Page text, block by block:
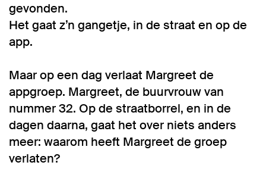
gevonden.
Het gaat z’n gangetje, in de straat en op de
app.
Maar op een dag verlaat Margreet de
appgroep. Margreet, de buurvrouw van
nummer 32. Op de straatborrel, en in de
dagen daarna, gaat het over niets anders
meer: waarom heeft Margreet de groep
verlaten?